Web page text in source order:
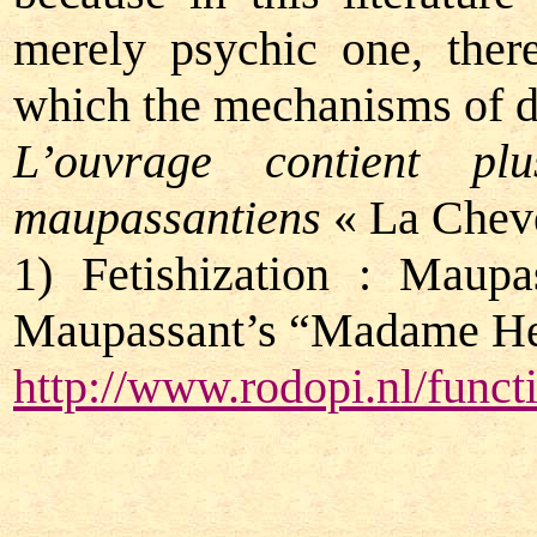
merely psychic one,
which the mechanisms of
L’ouvrage contient
maupassantiens« La
1) Fetishization :
Maupassant’s “Madame
http://www.rodopi.nl/